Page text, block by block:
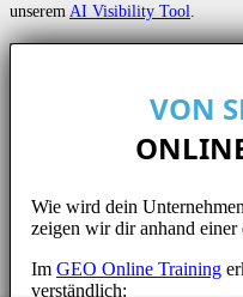
unseremAI Visibility Tool.
VON
Wie wird dein
zeigen wir dir anhand einer
Im GEO Online Training
verständlich: